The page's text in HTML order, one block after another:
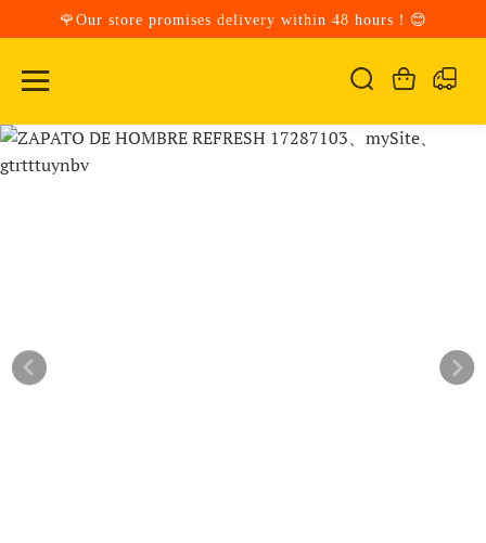
🌹Our store promises delivery within 48 hours！😊